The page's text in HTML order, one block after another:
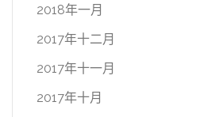
2018年一月
2017年十二月
2017年十一月
2017年十月